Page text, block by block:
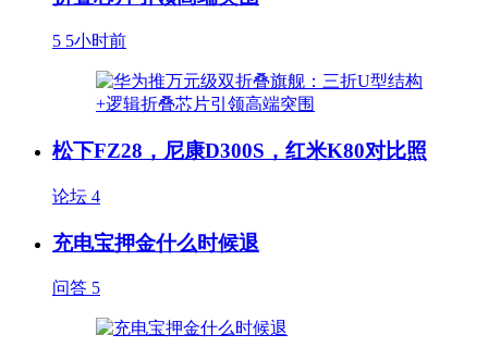
5 5小时前
松下FZ28，尼康D300S，红米K80对比照
论坛 4
充电宝押金什么时候退
问答 5